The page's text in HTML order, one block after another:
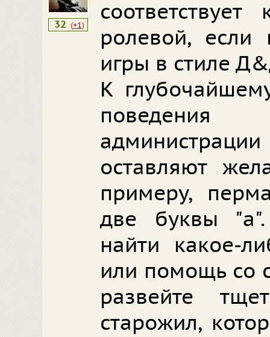
32 (+1)
ролевой,
игры в стиле
К
оставляют
примеру,
две буквы
найти какое-
или помощь со
развейте
старожил,